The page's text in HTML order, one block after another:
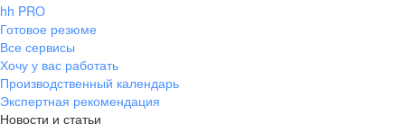
Владивосток
пер. Ланинский д. 4, офис 3.4
+7 423 202-33-28
pr@dv.hh.ru
hh PRO
Готовое резюме
Все сервисы
Хочу у вас работать
Производственный календарь
Экспертная рекомендация
Новости и статьи